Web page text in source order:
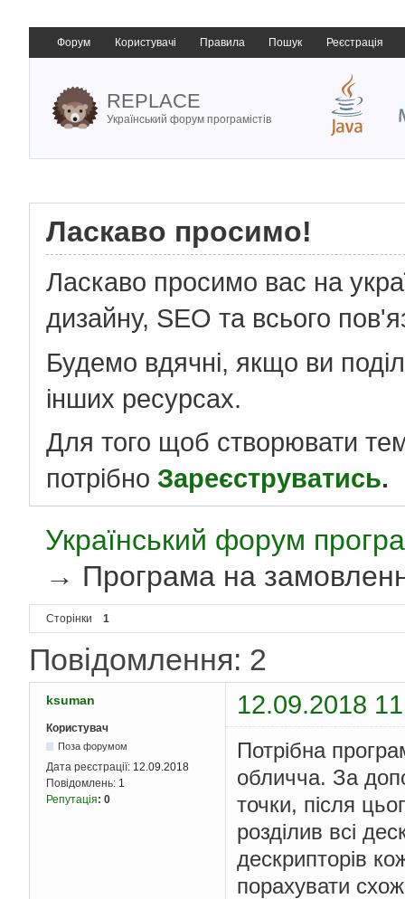
Форум Користувачі Правила Пошук Реєстрація
REPLACE
Український форум програмістів
Ласкаво просимо!
Ласкаво просимо вас на
дизайну, SEO та всього
Будемо вдячні, якщо ви
інших ресурсах.
Для того щоб створювати
потрібно Зареєструватись.
Український форум
→ Програма на
Сторінки 1
Повідомлення: 2
ksuman 12.09.2018
Користувач
Поза форумом
Дата реєстрації: 12.09.2018
Повідомлень: 1
Репутація: 0
Потрібна
обличча. За
точки, після
розділив всі
дескрипторів
порахувати